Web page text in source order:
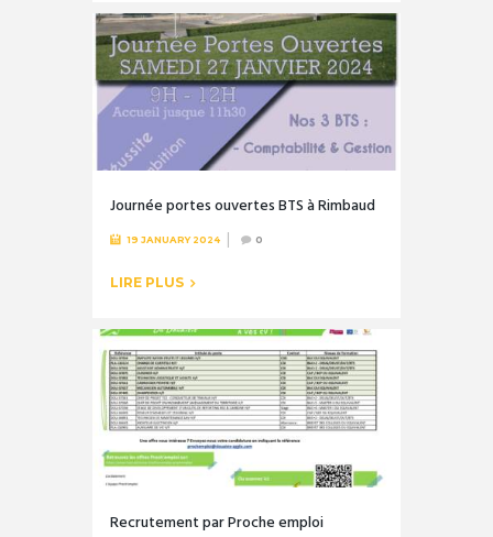
Journée portes ouvertes BTS à Rimbaud
19 JANUARY 2024 0
LIRE PLUS
Recrutement par Proche emploi